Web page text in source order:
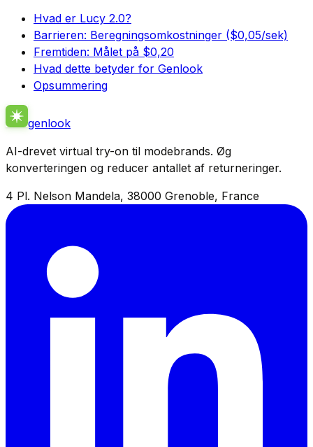
Hvad er Lucy 2.0?
Barrieren: Beregningsomkostninger ($0,05/sek)
Fremtiden: Målet på $0,20
Hvad dette betyder for Genlook
Opsummering
genlook
AI-drevet virtual try-on til modebrands. Øg
konverteringen og reducer antallet af returneringer.
4 Pl. Nelson Mandela, 38000 Grenoble, France